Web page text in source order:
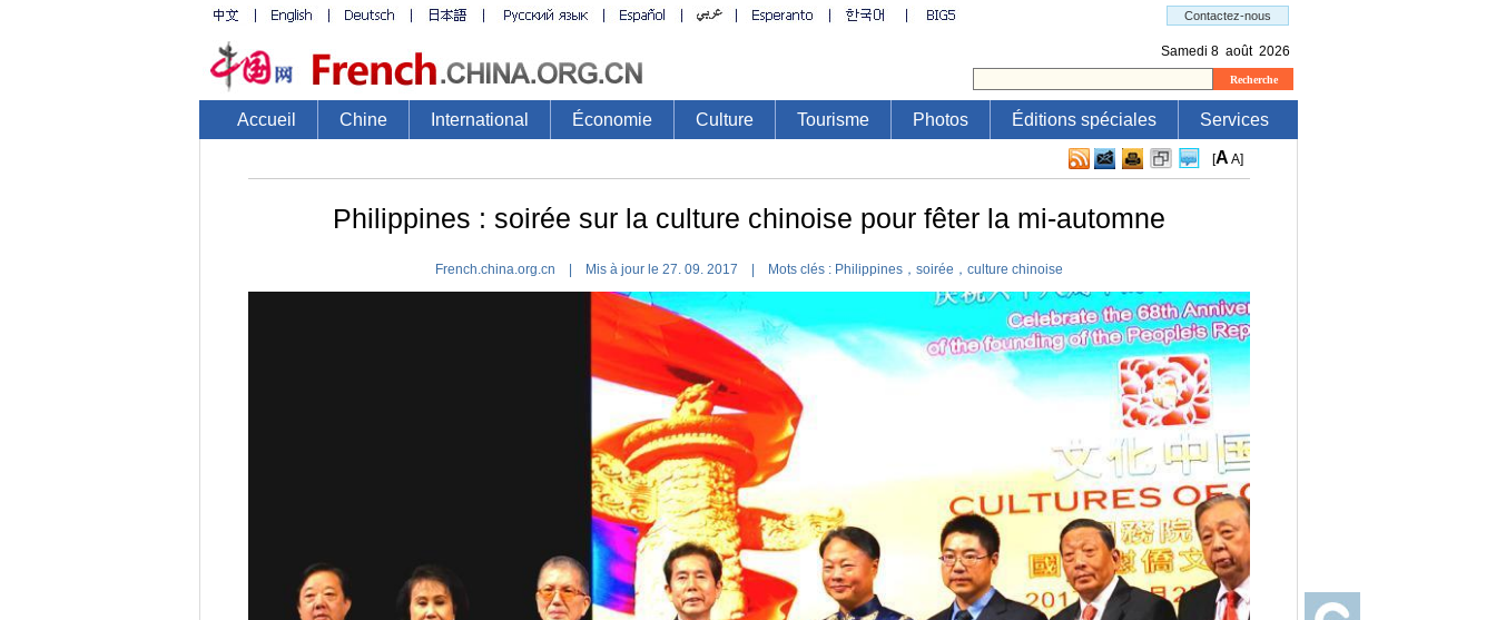
Accueil Chine International Économie Culture Tourisme Photos Éditions spéciales Services
[A A]
Philippines : soirée sur la culture chinoise pour fêter la mi-automne
French.china.org.cn | Mis à jour le 27. 09. 2017 | Mots clés : Philippines，soirée，culture chinoise